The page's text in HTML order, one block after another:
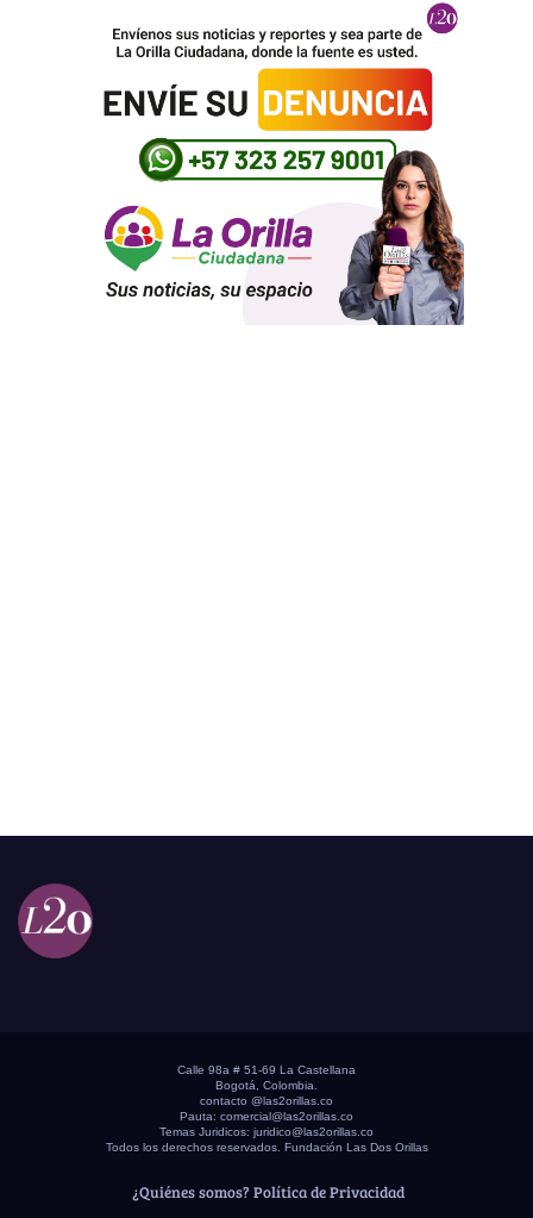
Calle 98a # 51-69 La Castellana
Bogotá, Colombia.
contacto @las2orillas.co
Pauta: comercial@las2orillas.co
Temas Juridicos: juridico@las2orillas.co
Todos los derechos reservados. Fundación Las Dos Orillas
¿Quiénes somos? Política de Privacidad